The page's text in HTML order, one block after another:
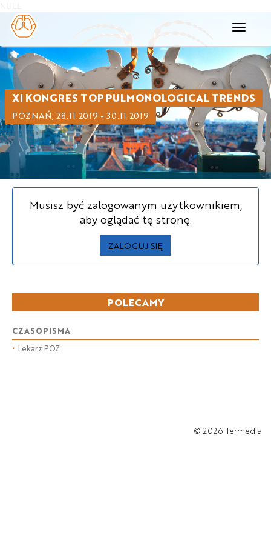
Toggle
XI KONGRES TOP PULMONOLOGICAL TRENDS
POZNAŃ, 28.11.2019 - 30.11.2019
Musisz być zalogowanym użytkownikiem,
aby oglądać tę stronę.
ZALOGUJ SIĘ
POLECAMY
CZASOPISMA
• Lekarz POZ
© 2026 Termedia